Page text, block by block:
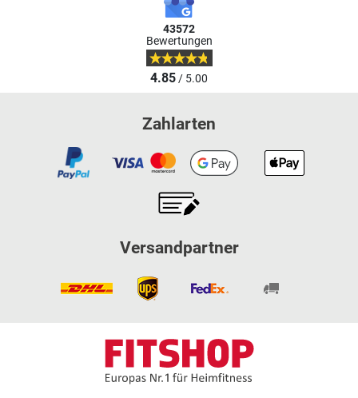
43572
Bewertungen
4.85/ 5.00
Zahlarten
Versandpartner